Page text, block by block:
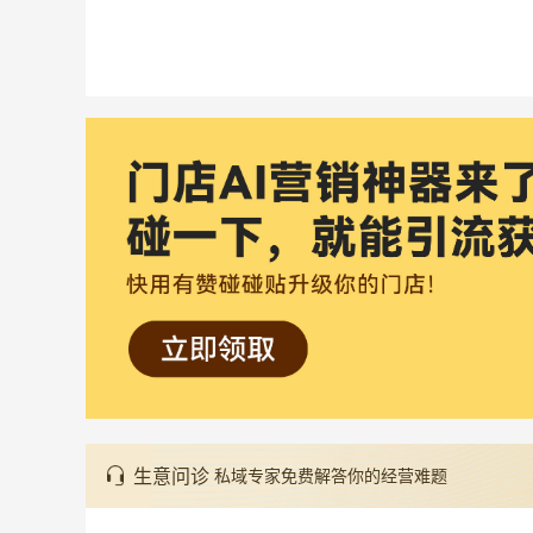
生意问诊 私域专家免费解答你的经营难题